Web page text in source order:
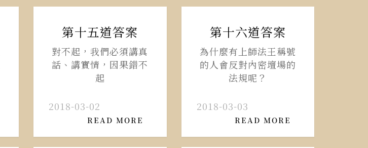
第十五道答案
對不起，我們必須講真
話、講實情，因果錯不
起
2018-03-02
READ MORE
第十六道答案
為什麼有上師法王稱號
的人會反對內密壇場的
法規呢？
2018-03-03
READ MORE